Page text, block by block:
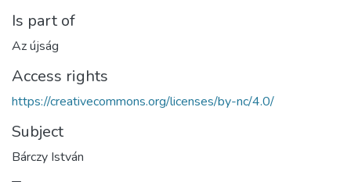
Is part of
Az újság
Access rights
https://creativecommons.org/licenses/by-nc/4.0/
Subject
Bárczy István